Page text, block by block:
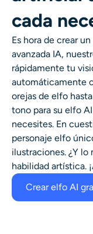
cada
Es hora de crear un
avanzada IA,
rápidamente tu
automáticamente
orejas de elfo
tono para su elfo AI
necesites. En
personaje elfo
ilustraciones. ¿Y
habilidad artística.
Crear elfo AI